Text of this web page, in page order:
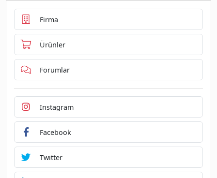
Firma
Ürünler
Forumlar
Instagram
Facebook
Twitter